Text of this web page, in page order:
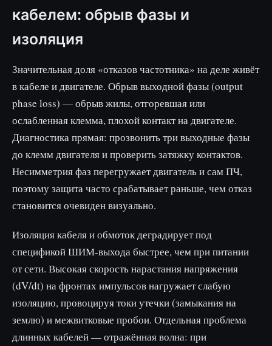
кабелем: обрыв фазы и
изоляция
Значительная доля «отказов частотника» на деле живёт
в кабеле и двигателе. Обрыв выходной фазы (output
phase loss) — обрыв жилы, отгоревшая или
ослабленная клемма, плохой контакт на двигателе.
Диагностика прямая: прозвонить три выходные фазы
до клемм двигателя и проверить затяжку контактов.
Несимметрия фаз перегружает двигатель и сам ПЧ,
поэтому защита часто срабатывает раньше, чем отказ
становится очевиден визуально.
Изоляция кабеля и обмоток деградирует под
спецификой ШИМ-выхода быстрее, чем при питании
от сети. Высокая скорость нарастания напряжения
(dV/dt) на фронтах импульсов нагружает слабую
изоляцию, провоцируя токи утечки (замыкания на
землю) и межвитковые пробои. Отдельная проблема
длинных кабелей — отражённая волна: при